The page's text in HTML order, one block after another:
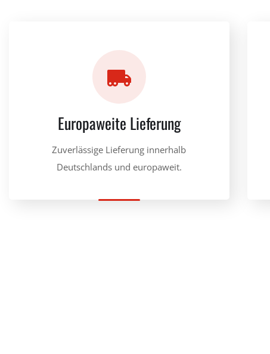
Europaweite Lieferung
Zuverlässige Lieferung innerhalb
Deutschlands und europaweit.